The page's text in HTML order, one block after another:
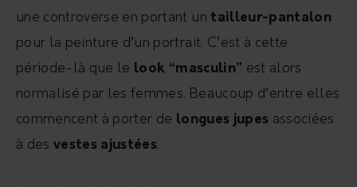
une controverse en portant un tailleur-pantalon
pour la peinture d’un portrait. C’est à cette
période-là que le look “masculin” est alors
normalisé par les femmes. Beaucoup d’entre elles
commencent à porter de longues jupes associées
à desvestes ajustées.